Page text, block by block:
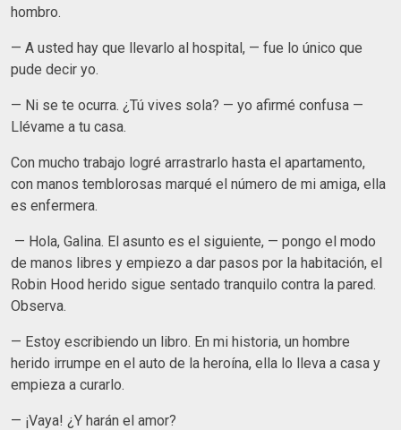
hombro.
— A usted hay que llevarlo al hospital, — fue lo único que
pude decir yo.
— Ni se te ocurra. ¿Tú vives sola? — yo afirmé confusa —
Llévame a tu casa.
Con mucho trabajo logré arrastrarlo hasta el apartamento,
con manos temblorosas marqué el número de mi amiga, ella
es enfermera.
— Hola, Galina. El asunto es el siguiente, — pongo el modo
de manos libres y empiezo a dar pasos por la habitación, el
Robin Hood herido sigue sentado tranquilo contra la pared.
Observa.
— Estoy escribiendo un libro. En mi historia, un hombre
herido irrumpe en el auto de la heroína, ella lo lleva a casa y
empieza a curarlo.
— ¡Vaya! ¿Y harán el amor?